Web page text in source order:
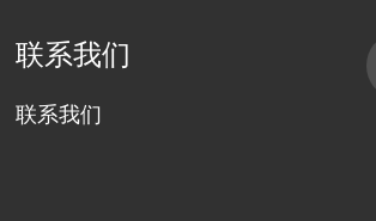
联系我们
联系我们